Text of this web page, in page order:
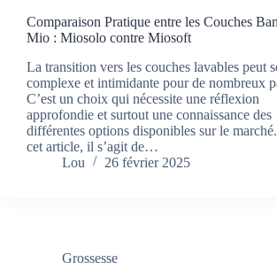
Comparaison Pratique entre les Couches
Mio : Miosolo contre Miosoft
La transition vers les couches lavables peut
complexe et intimidante pour de nombreux
C’est un choix qui nécessite une réflexion
approfondie et surtout une connaissance des
différentes options disponibles sur le
cet article, il s’agit de…
Lou
26 février 2025
Grossesse